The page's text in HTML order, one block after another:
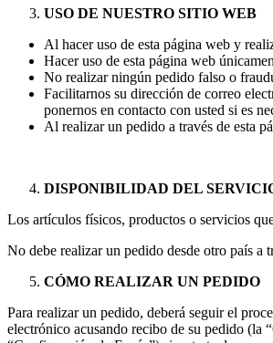
USO DE NUESTRO SITIO WEB
Al hacer uso de esta página web y
Hacer uso de esta página web
No realizar ningún pedido falso o
Facilitarnos su dirección de correo
ponernos en contacto con usted si es
Al realizar un pedido a través de esta
DISPONIBILIDAD DEL
Los artículos físicos, productos o servicios
No debe realizar un pedido desde otro país a
CÓMO REALIZAR UN PEDIDO
Para realizar un pedido, deberá seguir el
electrónico acusando recibo de su pedido (la